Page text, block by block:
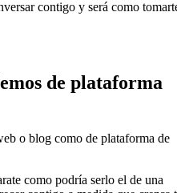
contigo y será como
de plataforma
o blog como de plataforma de
como podría serlo el de una